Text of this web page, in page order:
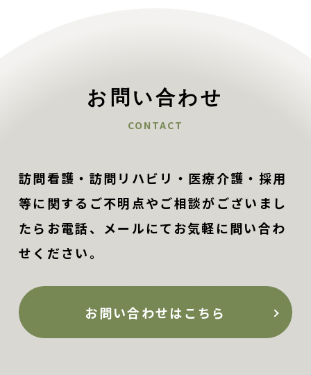
お問い合わせ
CONTACT
訪問看護・訪問リハビリ・医療介護・採用
等に関するご不明点やご相談がございまし
たらお電話、メールにてお気軽に問い合わ
せください。
お問い合わせはこちら